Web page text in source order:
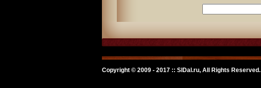
Copyright © 2009 - 2017 :: SlDal.ru, All Rights Reserved.